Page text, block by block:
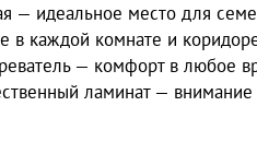
— идеальное место для
каждой комнате и
— комфорт в любое
ламинат — внимание